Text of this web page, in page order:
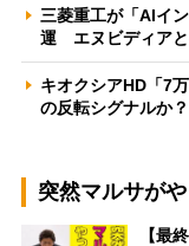
三菱重工が「AIイ
運 エヌビディア
キオクシアHD「7
の反転シグナルか
突然マルサがや
【最